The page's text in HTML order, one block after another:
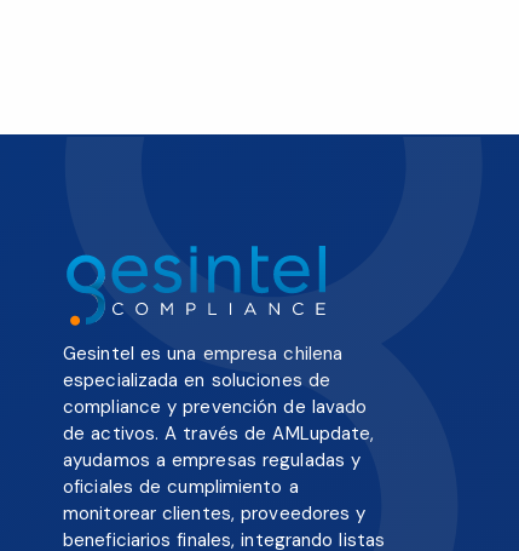
Gesintel es una empresa chilena
especializada en soluciones de
compliance y prevención de lavado
de activos. A través de AMLupdate,
ayudamos a empresas reguladas y
oficiales de cumplimiento a
monitorear clientes, proveedores y
beneficiarios finales, integrando listas